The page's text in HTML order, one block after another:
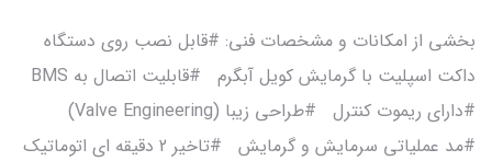
بخشی از امکانات و مشخصات فنی: #قابل نصب روی دستگاه
#دارای ریموت کنترل #طراحی زیبا (Valve Engineering)
#مد عملیاتی سرمایش و گرمایش #تاخیر 2 دقیقه ای اتوماتیک